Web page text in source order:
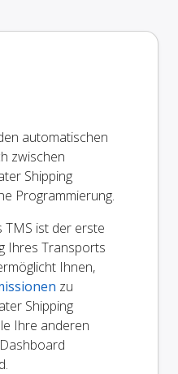
automatischen
zwischen
Shipping
Programmierung.
TMS ist der erste
Ihres Transports
Ihnen,
zu
Shipping
Ihre anderen